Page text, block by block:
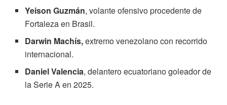
Yeison Guzmán, volante ofensivo procedente de
Fortaleza en Brasil.
Darwin Machís,extremo venezolano con recorrido
internacional.
Daniel Valencia, delantero ecuatoriano goleador de
la Serie A en 2025.